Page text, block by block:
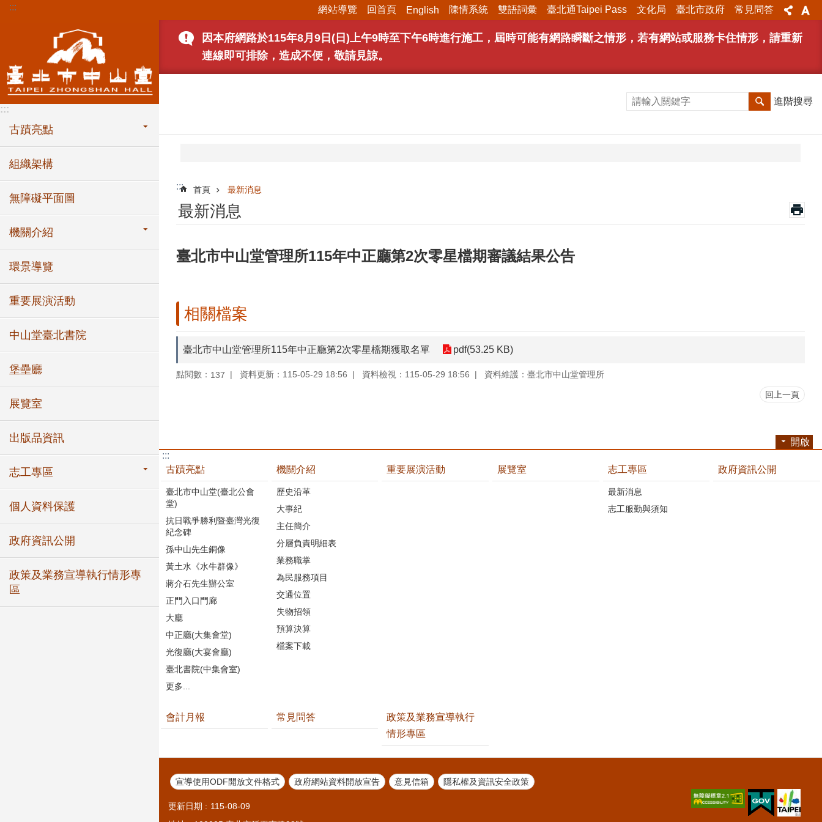
跳到主要內容區塊
::: 網站導覽 回首頁 English 陳情系統 雙語詞彙 臺北通Taipei Pass 文化局 臺北市政府 常見問答
:::
古蹟亮點
組織架構
無障礙平面圖
機關介紹
環景導覽
重要展演活動
中山堂臺北書院
堡壘廳
展覽室
出版品資訊
志工專區
個人資料保護
政府資訊公開
政策及業務宣導執行情形專
區
因本府網路於115年8月9日(日)上午9時至下午6時進行施工，屆時可能有網路瞬斷之情形，若有網站或服務卡住情形，請重新
連線即可排除，造成不便，敬請見諒。
進階搜尋
::: 首頁 最新消息
最新消息
臺北市中山堂管理所115年中正廳第2次零星檔期審議結果公告
相關檔案
臺北市中山堂管理所115年中正廳第2次零星檔期獲取名單 pdf(53.25 KB)
點閱數： 137 資料更新：115-05-29 18:56 資料檢視：115-05-29 18:56 資料維護：臺北市中山堂管理所
回上一頁
開啟
:::
古蹟亮點
臺北市中山堂(臺北公會
堂)
抗日戰爭勝利暨臺灣光復
紀念碑
孫中山先生銅像
黃土水《水牛群像》
蔣介石先生辦公室
正門入口門廊
大廳
中正廳(大集會堂)
光復廳(大宴會廳)
臺北書院(中集會室)
更多...
機關介紹
歷史沿革
大事紀
主任簡介
分層負責明細表
業務職掌
為民服務項目
交通位置
失物招領
預算決算
檔案下載
重要展演活動 展覽室 志工專區
最新消息
志工服勤與須知
政府資訊公開
會計月報 常見問答
政策及業務宣導執行
情形專區
宣導使用ODF開放文件格式 政府網站資料開放宣告 意見信箱 隱私權及資訊安全政策
更新日期
115-08-09